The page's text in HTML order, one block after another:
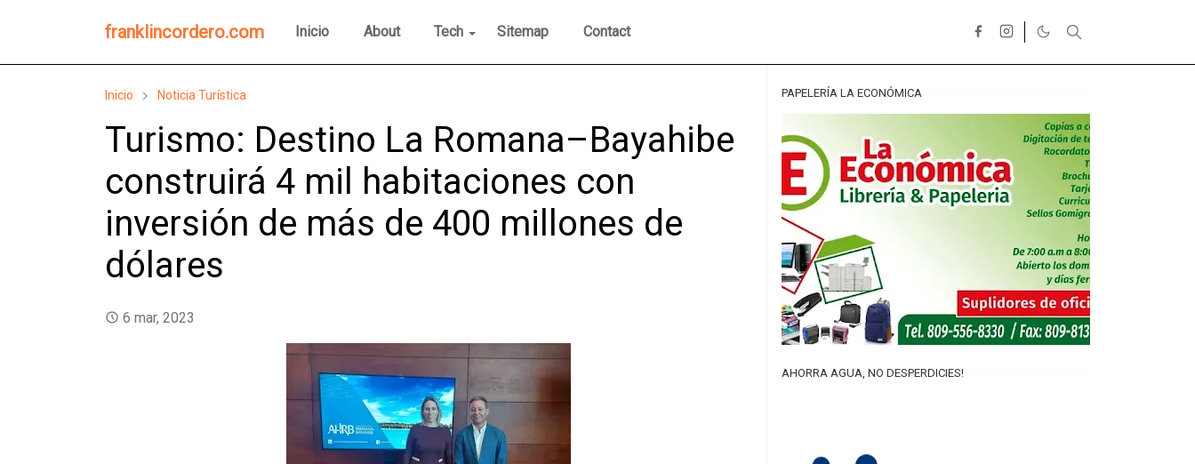
franklincordero.com Inicio About Tech Sitemap Contact
Inicio Noticia Turística
Turismo: Destino La Romana–Bayahibe
construirá 4 mil habitaciones con
inversión de más de 400 millones de
dólares
6 mar, 2023
PAPELERÍA LA ECONÓMICA
AHORRA AGUA, NO DESPERDICIES!